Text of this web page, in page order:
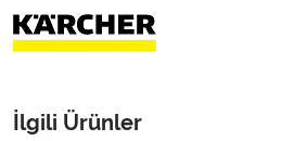
İlgili Ürünler